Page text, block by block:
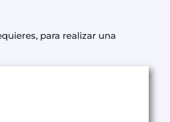
para realizar una